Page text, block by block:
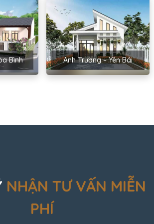
Bình Anh Trường – Yên Bái
NHẬN TƯ VẤN MIỄN
PHÍ